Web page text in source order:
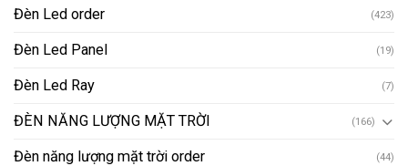
Đèn Led order (423)
Đèn Led Panel (19)
Đèn Led Ray (7)
ĐÈN NĂNG LƯỢNG MẶT TRỜI (166)
Đèn năng lượng mặt trời order (44)